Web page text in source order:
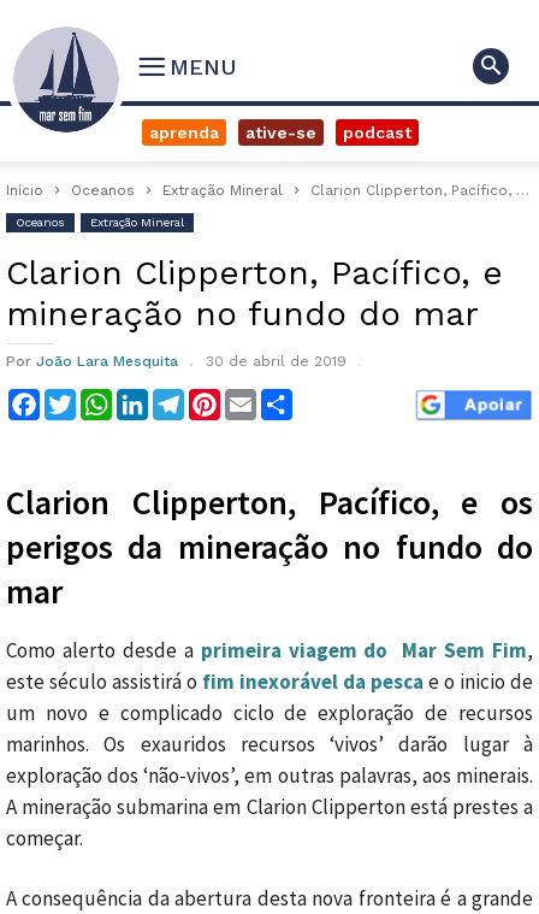
MENU
aprenda ative-se podcast
Início Oceanos Extração Mineral Clarion Clipperton, Pacífico, e mineração no fundo do mar
Oceanos Extração Mineral
Clarion Clipperton, Pacífico, e
mineração no fundo do mar
Por João Lara Mesquita 30 de abril de 2019
Facebook
TwitterWhatsApp
LinkedInTelegram
Pinterest
Email
Clarion Clipperton, Pacífico, e os
perigos da mineração no fundo do
mar
Como alerto desde a primeira viagem do Mar Sem Fim,
este século assistirá o fim inexorável da pesca e o inicio de
um novo e complicado ciclo de exploração de recursos
marinhos. Os exauridos recursos ‘vivos’ darão lugar à
exploração dos ‘não-vivos’, em outras palavras, aos minerais.
A mineração submarina em Clarion Clipperton está prestes a
começar.
A consequência da abertura desta nova fronteira é a grande